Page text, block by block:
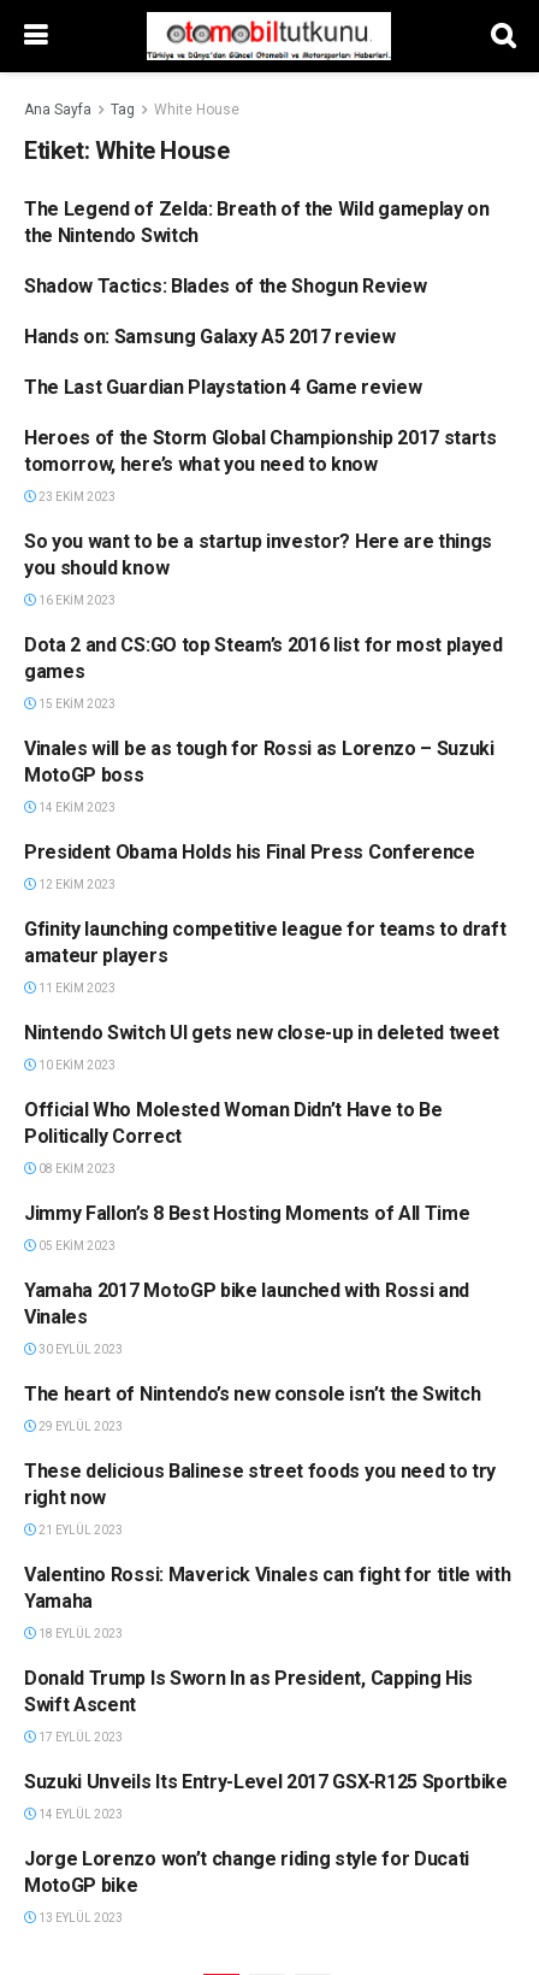
Ana Sayfa Tag White House
Etiket: White House
HABERLER
The Legend of Zelda: Breath of the Wild gameplay on
the Nintendo Switch
HABERLER
Shadow Tactics: Blades of the Shogun Review
HABERLER
Hands on: Samsung Galaxy A5 2017 review
HABERLER
The Last Guardian Playstation 4 Game review
HABERLER
Heroes of the Storm Global Championship 2017 starts
tomorrow, here’s what you need to know
23 EKIM 2023
HABERLER
So you want to be a startup investor? Here are things
you should know
16 EKIM 2023
HABERLER
Dota 2 and CS:GO top Steam’s 2016 list for most played
games
15 EKIM 2023
HABERLER
Vinales will be as tough for Rossi as Lorenzo – Suzuki
MotoGP boss
14 EKIM 2023
HABERLER
President Obama Holds his Final Press Conference
12 EKIM 2023
HABERLER
Gfinity launching competitive league for teams to draft
amateur players
11 EKIM 2023
HABERLER
Nintendo Switch UI gets new close-up in deleted tweet
10 EKIM 2023
HABERLER
Official Who Molested Woman Didn’t Have to Be
Politically Correct
08 EKIM 2023
HABERLER
Jimmy Fallon’s 8 Best Hosting Moments of All Time
05 EKIM 2023
HABERLER
Yamaha 2017 MotoGP bike launched with Rossi and
Vinales
30 EYLÜL 2023
HABERLER
The heart of Nintendo’s new console isn’t the Switch
29 EYLÜL 2023
HABERLER
These delicious Balinese street foods you need to try
right now
21 EYLÜL 2023
HABERLER
Valentino Rossi: Maverick Vinales can fight for title with
Yamaha
18 EYLÜL 2023
HABERLER
Donald Trump Is Sworn In as President, Capping His
Swift Ascent
17 EYLÜL 2023
HABERLER
Suzuki Unveils Its Entry-Level 2017 GSX-R125 Sportbike
14 EYLÜL 2023
HABERLER
Jorge Lorenzo won’t change riding style for Ducati
MotoGP bike
13 EYLÜL 2023